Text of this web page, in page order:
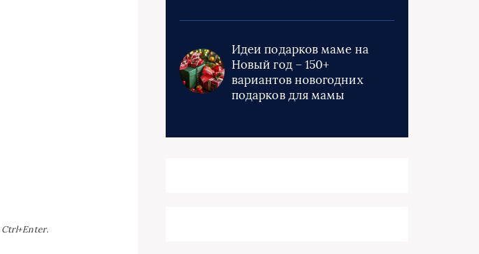
Ctrl+Enter.
Идеи подарков маме на
Новый год – 150+
вариантов новогодних
подарков для мамы